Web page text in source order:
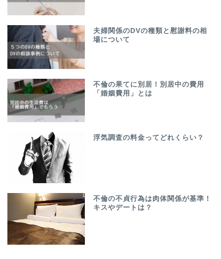
夫婦関係のDVの種類と慰謝料の相
場について
不倫の果てに別居！別居中の費用
「婚姻費用」とは
浮気調査の料金ってどれくらい？
不倫の不貞行為は肉体関係が基準！
キスやデートは？